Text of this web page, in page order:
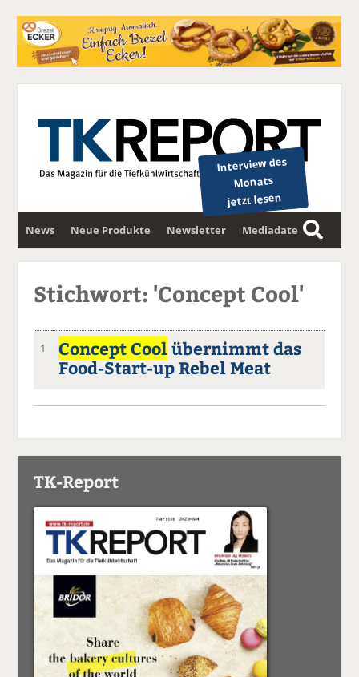
Interview des
Monats
jetzt lesen
News Neue Produkte Newsletter Mediadaten
S
u
c
h
Stichwort: 'Concept Cool'
1 Concept Coolübernimmt das
Food-Start-up Rebel Meat
TK-Report